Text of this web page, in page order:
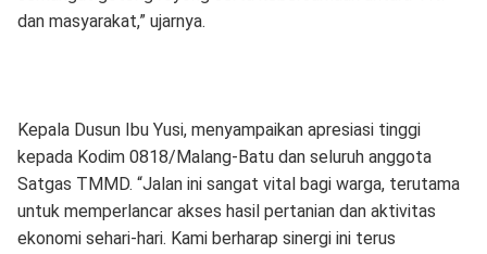
dan masyarakat,” ujarnya.
Kepala Dusun Ibu Yusi, menyampaikan apresiasi tinggi
kepada Kodim 0818/Malang-Batu dan seluruh anggota
Satgas TMMD. “Jalan ini sangat vital bagi warga, terutama
untuk memperlancar akses hasil pertanian dan aktivitas
ekonomi sehari-hari. Kami berharap sinergi ini terus